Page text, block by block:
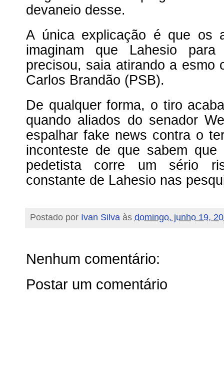
devaneio desse.
A única explicação é que os
imaginam que Lahesio
precisou, saia atirando a esmo
Carlos Brandão (PSB).
De qualquer forma, o tiro
quando aliados do senador
espalhar fake news contra o
inconteste de que sabem
pedetista corre um sério
constante de Lahesio nas
Postado por Ivan Silva às domingo, junho 19,
Nenhum comentário:
Postar um comentário